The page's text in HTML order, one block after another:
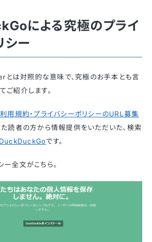
による究極のプライ
シー
とは対照的な意味で、究極のお手本とも言
ご紹介します。
用規約・プライバシーポリシーのURL募集
た読者の方から情報提供をいただいた、検索
DuckDuckGoです。
ー全文がこちら。